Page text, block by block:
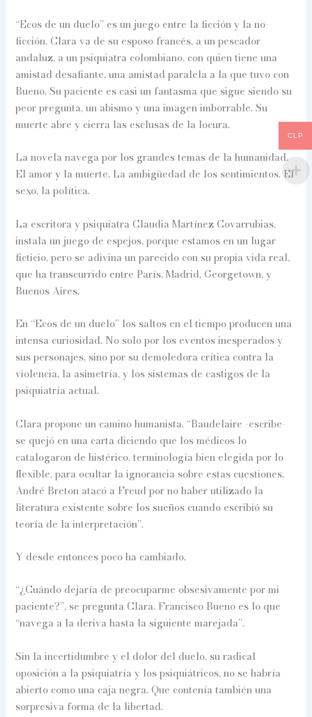
“Ecos de un duelo” es un juego entre la ficción y la no-
ficción. Clara va de su esposo francés, a un pescador
andaluz, a un psiquiatra colombiano, con quien tiene una
amistad desafiante, una amistad paralela a la que tuvo con
Bueno. Su paciente es casi un fantasma que sigue siendo su
peor pregunta, un abismo y una imagen imborrable. Su
muerte abre y cierra las esclusas de la locura.
La novela navega por los grandes temas de la humanidad.
El amor y la muerte. La ambigüedad de los sentimientos. El
sexo, la política.
La escritora y psiquiatra Claudia Martínez Covarrubias,
instala un juego de espejos, porque estamos en un lugar
ficticio, pero se adivina un parecido con su propia vida real,
que ha transcurrido entre París, Madrid, Georgetown, y
Buenos Aires.
En “Ecos de un duelo” los saltos en el tiempo producen una
intensa curiosidad. No solo por los eventos inesperados y
sus personajes, sino por su demoledora crítica contra la
violencia, la asimetría, y los sistemas de castigos de la
psiquiatría actual.
Clara propone un camino humanista. “Baudelaire -escribe-
se quejó en una carta diciendo que los médicos lo
catalogaron de histérico, terminología bien elegida por lo
flexible, para ocultar la ignorancia sobre estas cuestiones.
André Breton atacó a Freud por no haber utilizado la
literatura existente sobre los sueños cuando escribió su
teoría de la interpretación”.
Y desde entonces poco ha cambiado.
“¿Cuándo dejaría de preocuparme obsesivamente por mi
paciente?”, se pregunta Clara. Francisco Bueno es lo que
“navega a la deriva hasta la siguiente marejada”.
Sin la incertidumbre y el dolor del duelo, su radical
oposición a la psiquiatría y los psiquiátricos, no se habría
abierto como una caja negra. Que contenía también una
sorpresiva forma de la libertad.
CLP